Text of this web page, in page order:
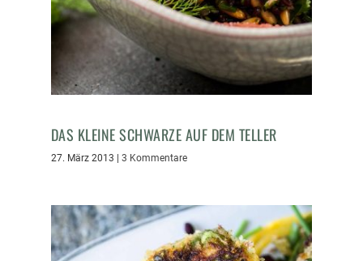
DAS KLEINE SCHWARZE AUF DEM TELLER
27. März 2013 | 3 Kommentare